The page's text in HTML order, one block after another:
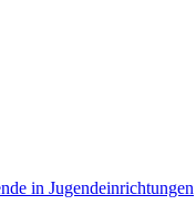
in Jugendeinrichtungen